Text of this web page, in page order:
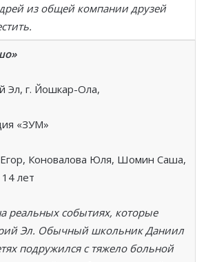
из общей компании друзей
Эл, г. Йошкар-Ола,
«ЗУМ»
Коновалова Юля, Шомин Саша,
лет
реальных событиях, которые
Эл. Обычный школьник Даниил
подружился с тяжело больной